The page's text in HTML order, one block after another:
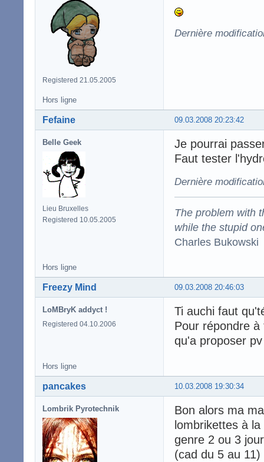
Registered 21.05.2005
Dernière
Hors ligne
09.03.2008 20:23:42
Fefaine
Belle Geek
Lieu Bruxelles
Registered 10.05.2005
Je pourrai
Faut tester
Dernière
The problem with
while the stupid
Charles Bukowski
Hors ligne
09.03.2008 20:46:03
Freezy Mind
LoMBryK addyct !
Registered 04.10.2006
Ti auchi faut
Pour répondre
qu'a proposer
Hors ligne
10.03.2008 19:30:34
pancakes
Lombrik Pyrotechnik
Bon alors ma
lombrikettes à
genre 2 ou 3
(cad du 5 au